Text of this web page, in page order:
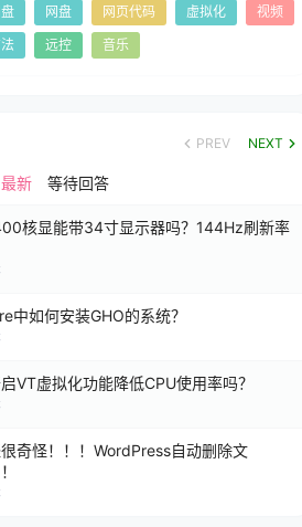
网盘 网页代码 虚拟化
视频
远控 音乐
PREV NEXT
最新 等待回答
核显能带34寸显示器吗？144Hz刷新率
中如何安装GHO的系统？
VT虚拟化功能降低CPU使用率吗？
奇怪！！！WordPress自动删除文